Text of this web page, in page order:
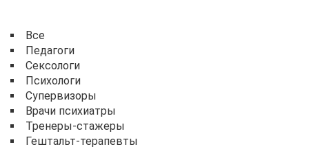
Все
Педагоги
Сексологи
Психологи
Супервизоры
Врачи психиатры
Тренеры-стажеры
Гештальт-терапевты